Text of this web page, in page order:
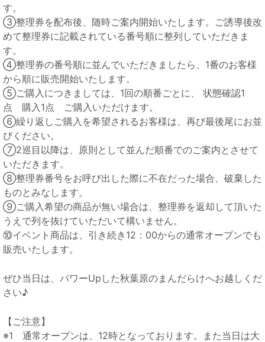
す。
③整理券を配布後、随時ご案内開始いたします。ご誘導後改
めて整理券に記載されている番号順に整列していただきま
す。
④整理券の番号順に並んでいただきましたら、1番のお客様
から順に販売開始いたします。
⑤ご購入につきましては、1回の順番ごとに、 状態確認1
点 購入1点 ご購入いただけます。
⑥繰り返しご購入を希望されるお客様は、再び最後尾にお並
びください。
⑦2巡目以降は、原則として並んだ順番でのご案内とさせて
いただきます。
⑧整理券番号をお呼び出した際に不在だった場合、破棄した
ものとみなします。
⑨ご購入希望の商品が無い場合は、整理券を返却して頂いた
うえで列を抜けていただいて構いません。
⑩イベント商品は、引き続き12：00からの通常オープンでも
販売いたします。
ぜひ当日は、パワーUpした秋葉原のまんだらけへお越しくだ
さい♪
【ご注意】
※1 通常オープンは、12時となっております。また当日は大